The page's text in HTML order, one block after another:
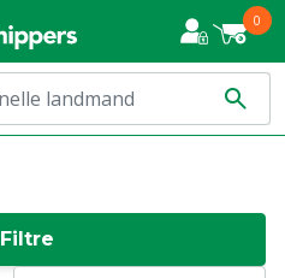
0
Filtre